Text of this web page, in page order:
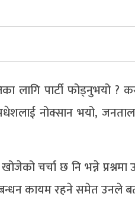
लागि पार्टी फोड्नुभयो ?
नोक्सान भयो,
चर्चा छ नि भन्ने
कायम रहने समेत उनले